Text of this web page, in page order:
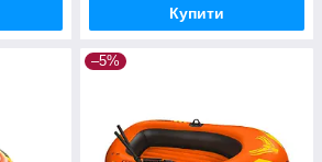
Купити
–5%